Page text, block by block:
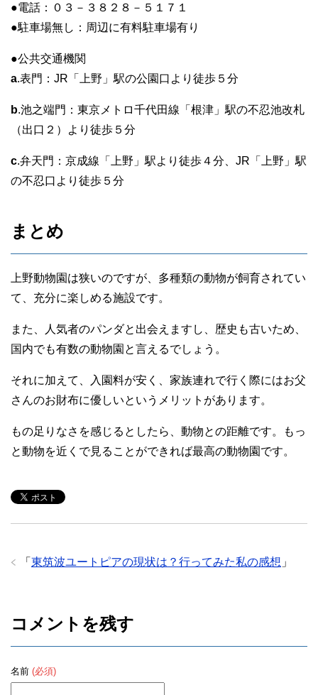
●電話：０３－３８２８－５１７１
●駐車場無し：周辺に有料駐車場有り
●公共交通機関
a.表門：JR「上野」駅の公園口より徒歩５分
b.池之端門：東京メトロ千代田線「根津」駅の不忍池改札
（出口２）より徒歩５分
c.弁天門：京成線「上野」駅より徒歩４分、JR「上野」駅
の不忍口より徒歩５分
まとめ
上野動物園は狭いのですが、多種類の動物が飼育されてい
て、充分に楽しめる施設です。
また、人気者のパンダと出会えますし、歴史も古いため、
国内でも有数の動物園と言えるでしょう。
それに加えて、入園料が安く、家族連れで行く際にはお父
さんのお財布に優しいというメリットがあります。
もの足りなさを感じるとしたら、動物との距離です。もっ
と動物を近くで見ることができれば最高の動物園です。
「 東筑波ユートピアの現状は？行ってみた私の感想 」
コメントを残す
名前 (必須)